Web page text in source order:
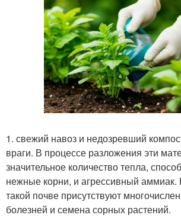
1. свежий навоз и недозревший
враги. В процессе разложения эти
значительное количество тепла,
нежные корни, и агрессивный аммиак.
такой почве присутствуют
болезней и семена сорных растений.